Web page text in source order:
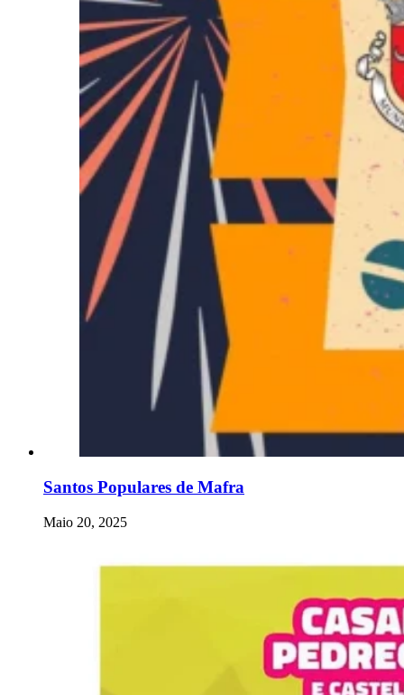
Santos Populares de Mafra
Maio 20, 2025